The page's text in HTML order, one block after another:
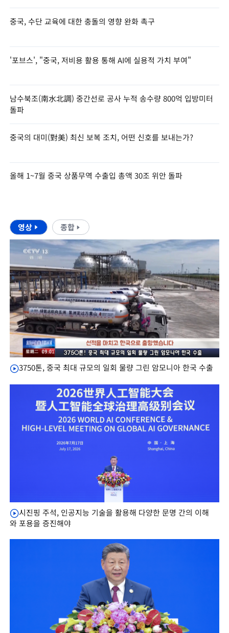
중국, 수단 교육에 대한 충돌의 영향 완화 촉구
'포브스', "중국, 저비용 활용 통해 AI에 실용적 가치 부여"
남수북조(南水北調) 중간선로 공사 누적 송수량 800억 입방미터
돌파
중국의 대미(對美) 최신 보복 조치, 어떤 신호를 보내는가?
올해 1~7월 중국 상품무역 수출입 총액 30조 위안 돌파
영상 종합
3750톤, 중국 최대 규모의 일회 물량 그린 암모니아 한국 수출
시진핑 주석, 인공지능 기술을 활용해 다양한 문명 간의 이해
와 포용을 증진해야